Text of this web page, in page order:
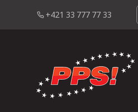
+421 33 777 77 33